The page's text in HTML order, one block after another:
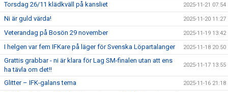
Torsdag 26/11 klädkväll på kansliet 2025-11-21 07:54
Ni är guld värda! 2025-11-20 11:27
Veterandag på Bosön 29 november 2025-11-19 13:42
I helgen var fem IFKare på läger för Svenska Löpartalanger 2025-11-18 20:50
Grattis grabbar - ni är klara för Lag SM-finalen utan att ens
ha tävla om det!!
2025-11-17 13:55
Glitter – IFK-galans tema 2025-11-16 21:18